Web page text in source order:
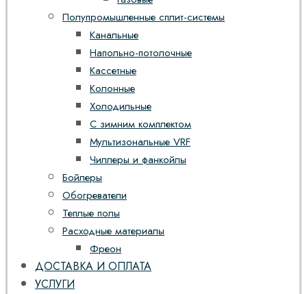
Полупромышленные сплит-системы
Канальные
Напольно-потолочные
Кассетные
Колонные
Холодильные
С зимним комплектом
Мультизональные VRF
Чиллеры и фанкойлы
Бойлеры
Обогреватели
Теплые полы
Расходные материалы
Фреон
ДОСТАВКА И ОПЛАТА
УСЛУГИ